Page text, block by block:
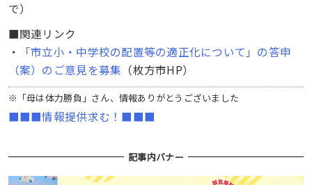
で）
■関連リンク
・
「市立小・中学校の配置等の適正化について」の答申
（案）のご意見を募集 （枚方市HP）
※「母は体力勝負」さん、情報ありがとうございました
■■■情報提供求む！■■■
記事内バナー